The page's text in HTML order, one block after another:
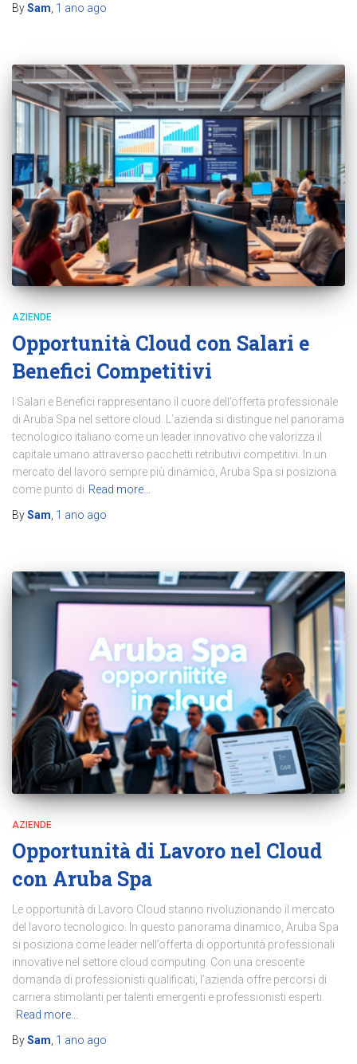
BySam 1 ano ago
AZIENDE
Opportunità Cloud con Salari e
Benefici Competitivi
I Salari e Benefici rappresentano il cuore dell’offerta professionale
di Aruba Spa nel settore cloud. L’azienda si distingue nel panorama
tecnologico italiano come un leader innovativo che valorizza il
capitale umano attraverso pacchetti retributivi competitivi. In un
mercato del lavoro sempre più dinamico, Aruba Spa si posiziona
come punto di Read more…
BySam, 1 ano ago
AZIENDE
Opportunità di Lavoro nel Cloud
con Aruba Spa
Le opportunità di Lavoro Cloud stanno rivoluzionando il mercato
del lavoro tecnologico. In questo panorama dinamico, Aruba Spa
si posiziona come leader nell’offerta di opportunità professionali
innovative nel settore cloud computing. Con una crescente
domanda di professionisti qualificati, l’azienda offre percorsi di
carriera stimolanti per talenti emergenti e professionisti esperti.
Read more…
BySam 1 ano ago